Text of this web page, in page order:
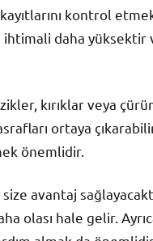
kontrol
ihtimali daha yüksektir
kırıklar veya
ortaya
önemlidir.
size avantaj
olası hale gelir.